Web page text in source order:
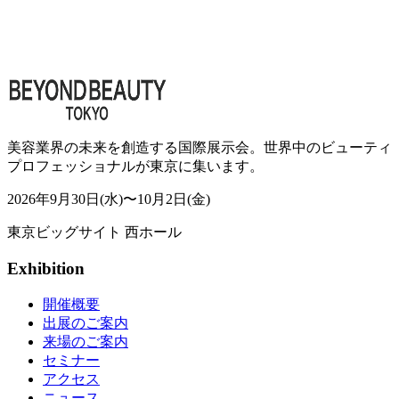
美容業界の未来を創造する国際展示会。世界中のビューティ
プロフェッショナルが東京に集います。
2026年9月30日(水)〜10月2日(金)
東京ビッグサイト 西ホール
Exhibition
開催概要
出展のご案内
来場のご案内
セミナー
アクセス